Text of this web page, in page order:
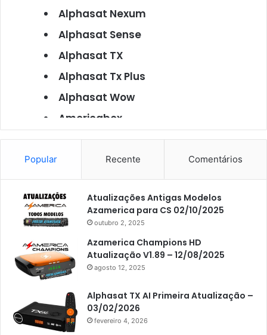
Alphasat Nexum
Alphasat Sense
Alphasat TX
Alphasat Tx Plus
Alphasat Wow
Americabox
Americabox S101
Americabox S105
Americabox S105 Plus
Americabox S205
Americabox S205 Plus
Americabox S305 Plus
Artcom
Athomics
Athomics Eon
Popular Recente Comentários
Atualizações Antigas Modelos
Azamerica para CS 02/10/2025
outubro 2, 2025
Azamerica Champions HD
Atualização V1.89 – 12/08/2025
agosto 12, 2025
Alphasat TX AI Primeira Atualização –
03/02/2026
fevereiro 4, 2026